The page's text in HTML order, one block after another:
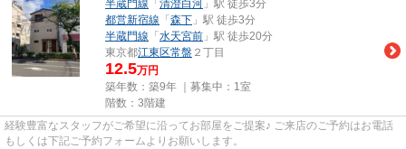
半蔵門線 「 清澄白河 」駅 徒歩3分
都営新宿線 「 森下 」駅 徒歩3分
半蔵門線 「 水天宮前 」駅 徒歩20分
東京都江東区常盤 ２丁目
12.5万円
築年数：築9年 ｜募集中： 1室
階数：3階建
経験豊富なスタッフがご希望に沿ってお部屋をご提案♪ ご来店のご予約はお電話
もしくは下記ご予約フォームよりお願いします。